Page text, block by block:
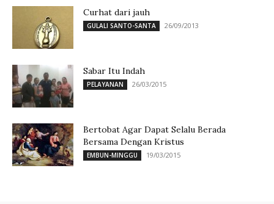
Curhat dari jauh
GULALI SANTO-SANTA 26/09/2013
Sabar Itu Indah
PELAYANAN 26/03/2015
Bertobat Agar Dapat Selalu Berada
Bersama Dengan Kristus
EMBUN-MINGGU 19/03/2015